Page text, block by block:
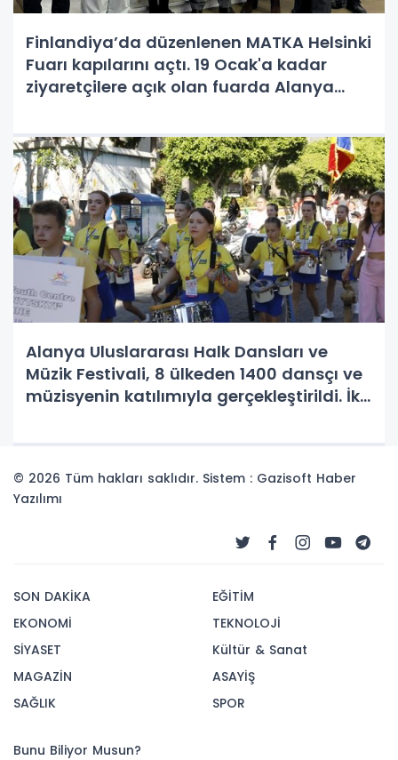
Finlandiya’da düzenlenen MATKA Helsinki
Fuarı kapılarını açtı. 19 Ocak'a kadar
ziyaretçilere açık olan fuarda Alanya
Alanya Uluslararası Halk Dansları ve
Müzik Festivali, 8 ülkeden 1400 dansçı ve
müzisyenin katılımıyla gerçekleştirildi. İki
© 2026 Tüm hakları saklıdır. Sistem : Gazisoft Haber
Yazılımı
SON DAKİKA
EKONOMİ
SİYASET
MAGAZİN
SAĞLIK
EĞİTİM
TEKNOLOJİ
Kültür & Sanat
ASAYİŞ
SPOR
Bunu Biliyor Musun?